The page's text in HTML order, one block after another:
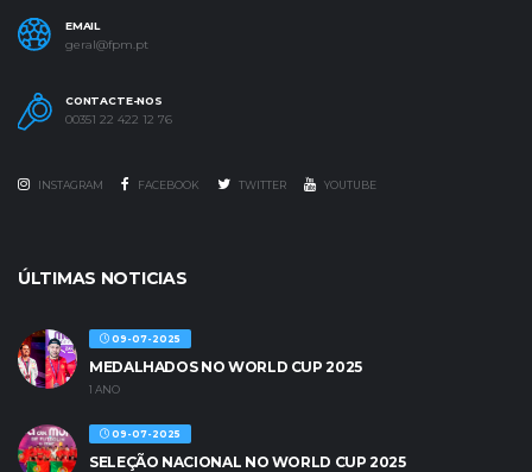
EMAIL
geral@fpm.pt
CONTACTE-NOS
00351 22 422 12 76
INSTAGRAM FACEBOOK TWITTER YOUTUBE
ÚLTIMAS NOTICIAS
09-07-2025
MEDALHADOS NO WORLD CUP 2025
1 ANO
09-07-2025
SELEÇÃO NACIONAL NO WORLD CUP 2025